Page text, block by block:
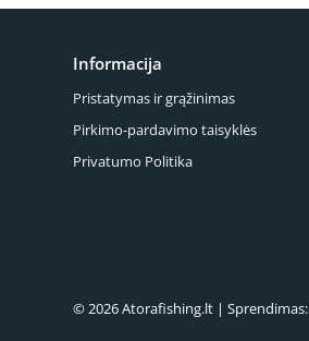
Informacija
Pristatymas ir grąžinimas
Pirkimo-pardavimo taisyklės
Privatumo Politika
© 2026 Atorafishing.lt | Sprendimas: